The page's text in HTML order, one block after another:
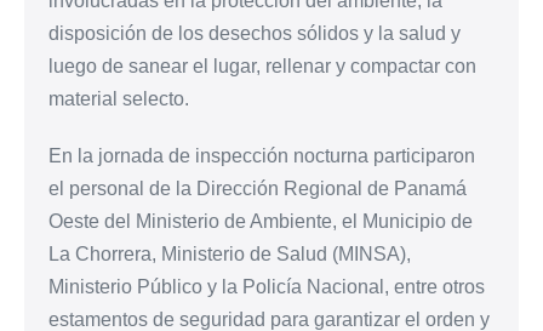
disposición de los desechos sólidos y la salud y
luego de sanear el lugar, rellenar y compactar con
material selecto.
En la jornada de inspección nocturna participaron
el personal de la Dirección Regional de Panamá
Oeste del Ministerio de Ambiente, el Municipio de
La Chorrera, Ministerio de Salud (MINSA),
Ministerio Público y la Policía Nacional, entre otros
estamentos de seguridad para garantizar el orden y